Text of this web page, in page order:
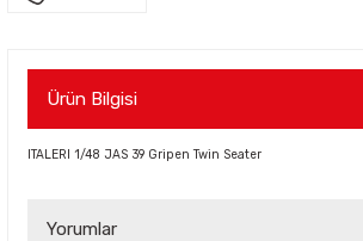
Ürün Bilgisi
ITALERI 1/48 JAS 39 Gripen Twin Seater
Yorumlar